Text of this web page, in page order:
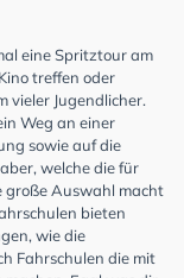
eine Spritztour am
treffen oder
vieler Jugendlicher.
Weg an einer
sowie auf die
welche die für
große Auswahl macht
bieten
wie die
Fahrschulen die mit